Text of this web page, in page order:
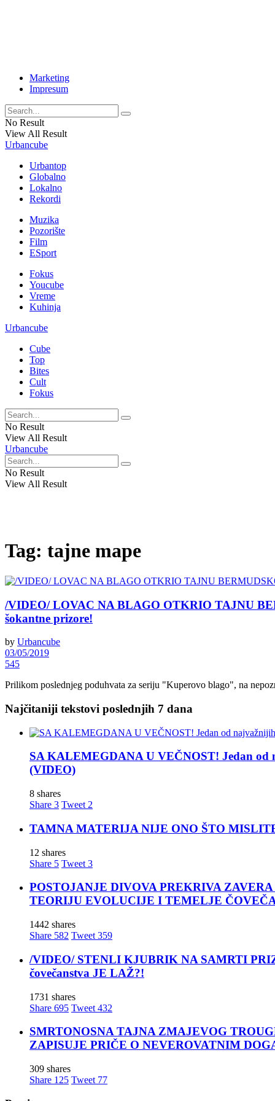
Marketing
Impresum
No Result
View All Result
Urbancube
Urbantop
Globalno
Lokalno
Rekordi
Muzika
Pozorište
Film
ESport
Fokus
Youcube
Vreme
Kuhinja
Urbancube
Cube
Top
Bites
Cult
Fokus
No Result
View All Result
Urbancube
No Result
View All Result
Tag: tajne mape
/VIDEO/ LOVAC NA BLAGO OTKRIO TAJNU
šokantne prizore!
by Urbancube
03/05/2019
545
Prilikom poslednjeg poduhvata za seriju "Kuperovo blago", na
Najčitaniji tekstovi poslednjih 7 dana
SA KALEMEGDANA U VEČNOST! Jedan od
(VIDEO)
8 shares
Share 3 Tweet 2
TAMNA MATERIJA NIJE ONO ŠTO
12 shares
Share 5 Tweet 3
POSTOJANJE DIVOVA PREKRIVA ZAVERA
TEORIJU EVOLUCIJE I TEMELJE
1442 shares
Share 582 Tweet 359
/VIDEO/ STENLI KJUBRIK NA SAMRTI
čovečanstva JE LAŽ?!
1731 shares
Share 695 Tweet 432
SMRTONOSNA TAJNA ZMAJEVOG
ZAPISUJE PRIČE O NEVEROVATNIM
309 shares
Share 125 Tweet 77